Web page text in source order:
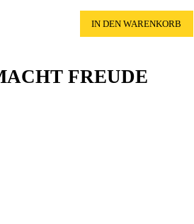
IN DEN WARENKORB
FREUDE